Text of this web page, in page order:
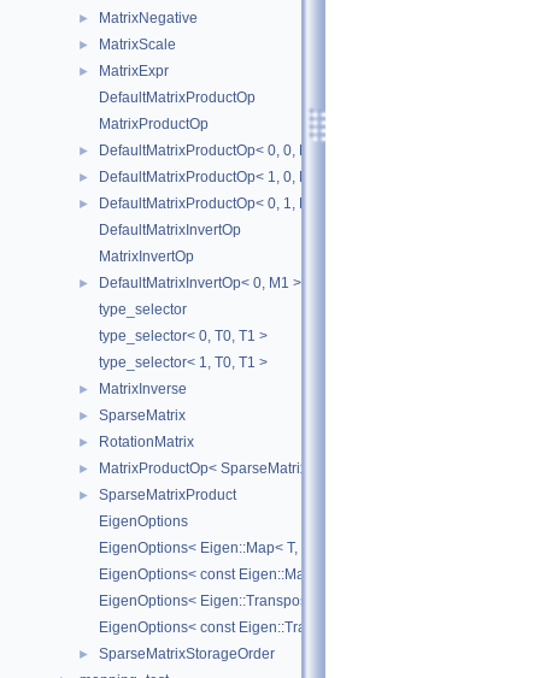
► MatrixNegative
► MatrixScale
►
MatrixExpr
DefaultMatrixProductOp
MatrixProductOp
► DefaultMatrixProductOp< 0, 0, M1, M2 >
► DefaultMatrixProductOp< 1, 0, M1, M2 >
►
DefaultMatrixProductOp< 0, 1, M1, M2 >
DefaultMatrixInvertOp
MatrixInvertOp
►
DefaultMatrixInvertOp< 0, M1 >
type_selector
type_selector< 0, T0, T1 >
type_selector< 1, T0, T1 >
► MatrixInverse
► SparseMatrix
► RotationMatrix
► MatrixProductOp< SparseMatrix< R1 >, SparseMatrix< R2 > >
►
SparseMatrixProduct
EigenOptions
EigenOptions< Eigen::Map< T, Options, StrideType > >
EigenOptions< const Eigen::Map< T, Options, StrideType > >
EigenOptions< Eigen::Transpose< T > >
EigenOptions< const Eigen::Transpose< T > >
► SparseMatrixStorageOrder